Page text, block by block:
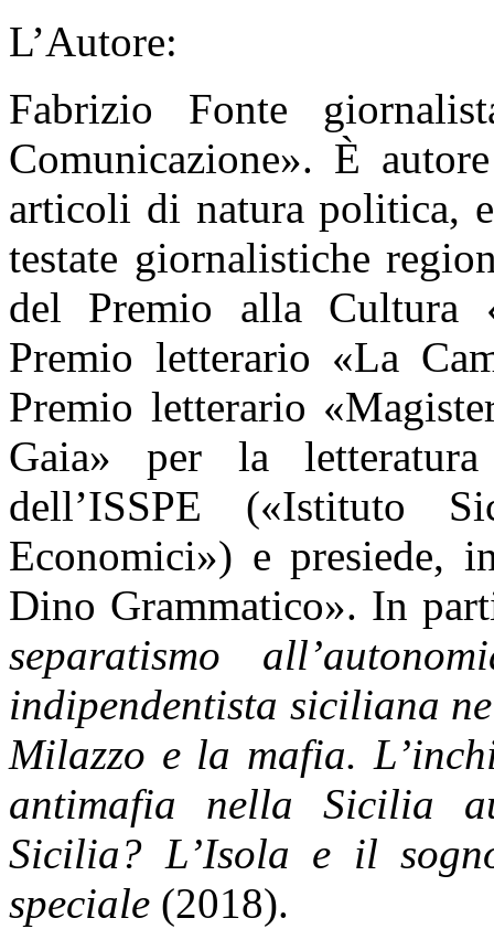
L’Autore:
Fabrizio Fonte
Comunicazione». È
articoli di natura politica,
testate giornalistiche
del Premio alla Cultura
Premio letterario «La
Premio letterario
Gaia» per la
dell’ISSPE («Istituto
Economici») e presiede,
Dino Grammatico». In
separatismo
indipendenti­sta siciliana
Milazzo e la mafia.
antimafia nella Sicilia
Sicilia? L’Isola e il
speciale (2018).